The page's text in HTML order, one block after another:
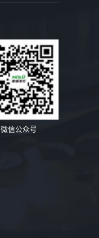
微信公众号